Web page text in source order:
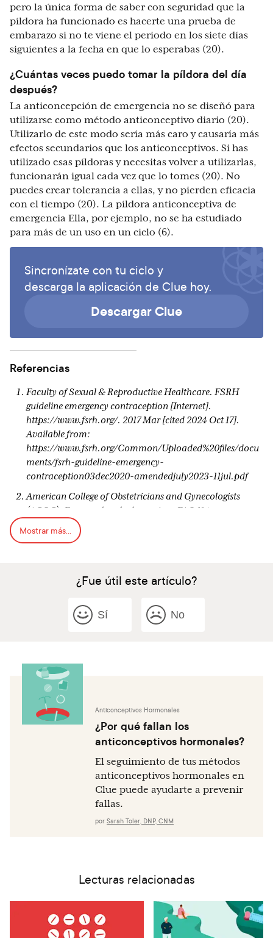
pero la única forma de saber con seguridad que la
píldora ha funcionado es hacerte una prueba de
embarazo si no te viene el periodo en los siete días
siguientes a la fecha en que lo esperabas (20).
¿Cuántas veces puedo tomar la píldora del día
después?
La anticoncepción de emergencia no se diseñó para
utilizarse como método anticonceptivo diario (20).
Utilizarlo de este modo sería más caro y causaría más
efectos secundarios que los anticonceptivos. Si has
utilizado esas píldoras y necesitas volver a utilizarlas,
funcionarán igual cada vez que lo tomes (20). No
puedes crear tolerancia a ellas, y no pierden eficacia
con el tiempo (20). La píldora anticonceptiva de
emergencia Ella, por ejemplo, no se ha estudiado
para más de un uso en un ciclo (6).
Sincronízate con tu ciclo y
descarga la aplicación de Clue hoy.
Descargar Clue
Referencias
Faculty of Sexual & Reproductive Healthcare. FSRH
guideline emergency contraception [Internet].
https://www.fsrh.org/. 2017 Mar [cited 2024 Oct 17].
Available from:
https://www.fsrh.org/Common/Uploaded%20files/docu
ments/fsrh-guideline-emergency-
contraception03dec2020-amendedjuly2023-11jul.pdf
American College of Obstetricians and Gynecologists
(ACOG). Frequently asked questions FAQ 114
contraception. 2018. Available from:
https://www.acog.org/Patients/FAQs/Emergency-
intercourse in relation to ovulation. Effects on the
sex of the baby. N Engl J Med 1995;333:1517–1521.
Zeiman.
Plan B One-Step®. Frequently asked questions. 2019.
Available from: https://www.planbonestep.com/faqs/
Actavis Specialty Pharmaceuticals Co. Product
monograph ella. [Internet]. Paris; 2015. Ulipristal acetate
tablet: [cited 2019 Sep 13]. Available from:
https://allergan-web-cdn-
prod.azureedge.net/allergancanadaspecialty/allerganca
nadaspecialty/media/actavis-canada-
specialty/en/products/pms/ella-pm-jan-22-2015-
Bastian LA, Brown HL. Clinical manifestations and
2020.
Cartwright AF, Tumlinson K, Upadhyay UD. Pregnancy
Mostrar más...
¿Fue útil este artículo?
Sí No
Anticonceptivos Hormonales
¿Por qué fallan los
anticonceptivos hormonales?
El seguimiento de tus métodos
anticonceptivos hormonales en
Clue puede ayudarte a prevenir
fallas.
por Sarah Toler, DNP, CNM
Lecturas relacionadas